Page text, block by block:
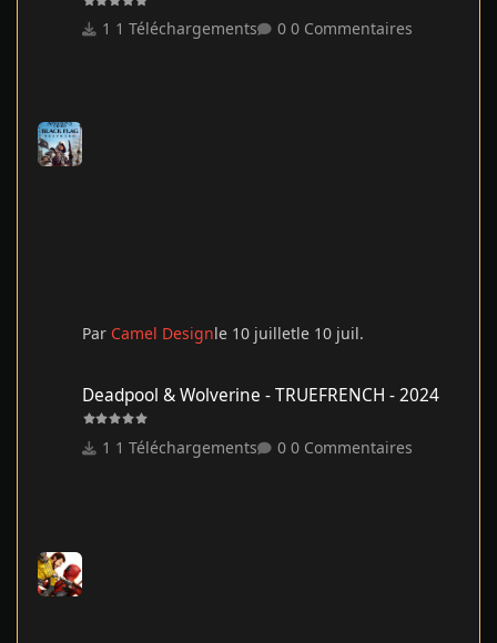
1 Téléchargements 0 Commentaires
Par Camel Designle 10 juilletle 10 juil.
Deadpool & Wolverine - TRUEFRENCH - 2024
1 Téléchargements 0 Commentaires